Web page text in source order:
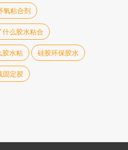
氧粘合剂
么胶水粘合
胶水粘 硅胶环保胶水
固定胶